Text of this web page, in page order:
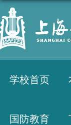
学校首页
国防教育